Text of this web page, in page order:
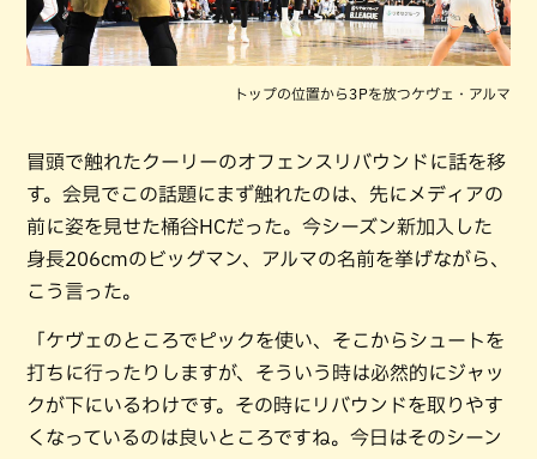
トップの位置から3Pを放つケヴェ・アルマ
冒頭で触れたクーリーのオフェンスリバウンドに話を移
す。会見でこの話題にまず触れたのは、先にメディアの
前に姿を見せた桶谷HCだった。今シーズン新加入した
身長206cmのビッグマン、アルマの名前を挙げながら、
こう言った。
「ケヴェのところでピックを使い、そこからシュートを
打ちに行ったりしますが、そういう時は必然的にジャッ
クが下にいるわけです。その時にリバウンドを取りやす
くなっているのは良いところですね。今日はそのシーン